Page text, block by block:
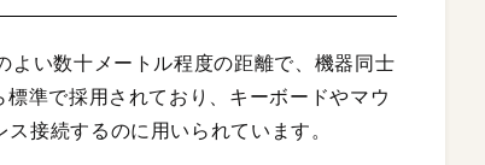
よい数十メートル程度の距離で、機器同士
準で採用されており、キーボードやマウ
接続するのに用いられています。